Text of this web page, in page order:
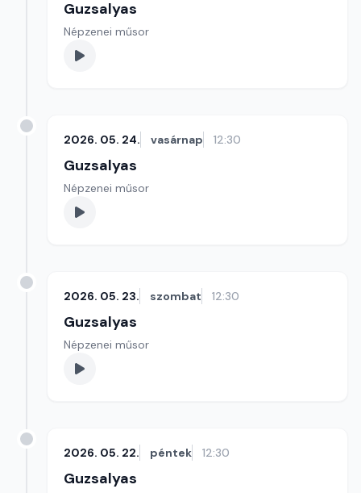
Guzsalyas
Népzenei műsor
2026. 05. 24. vasárnap 12:30
Guzsalyas
Népzenei műsor
2026. 05. 23. szombat 12:30
Guzsalyas
Népzenei műsor
2026. 05. 22. péntek 12:30
Guzsalyas